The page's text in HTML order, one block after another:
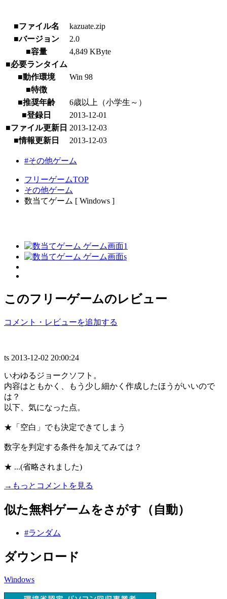
■ファイル名
kazuate.zip
■バージョン
2.0
■容量
4,849 KByte
■必要ランタイム
■動作環境
Win 98
■特徴
■推奨年齢
6歳以上（小学生～）
■登録日
2013-12-01
■ファイル更新日 2013-12-03
■情報更新日
2013-12-03
#その他ゲーム
フリーゲームTOP
その他ゲーム
数当てゲーム [ Windows ]
このフリーゲームのレビュー
コメント・レビューを追加する
ts 2013-12-02 20:00:24
いわゆるジョークソフト。
内容はともかく、もう少し細かく作成したほうがいいので
は？
以下、気になった点。
★「空白」でも決定できてしまう
数字を判定する条件を加えてみては？
★ ...(省略されました)
→もっとコメントを見る
似た無料ゲームをさがす（自動）
#ランダム
ダウンロード
Windows